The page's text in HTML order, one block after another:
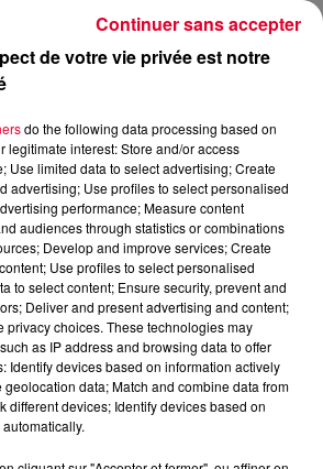
EST MORT
à 11h57 par Christophe HUBERT
de votre vie privée est notre
do the following data processing based on
legitimate interest: Store and/or access
Use limited data to select advertising; Create
advertising; Use profiles to select personalised
performance; Measure content
audiences through statistics or combinations
Develop and improve services; Create
Use profiles to select personalised
to select content; Ensure security, prevent and
Deliver and present advertising and content;
privacy choices. These technologies may
as IP address and browsing data to offer
Identify devices based on information actively
data; Match and combine data from
different devices; Identify devices based on
Continuer sans accepter